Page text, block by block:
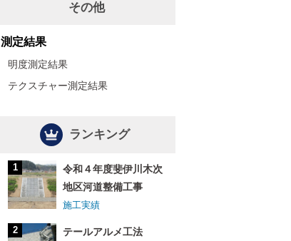
その他
測定結果
明度測定結果
テクスチャー測定結果
ランキング
令和４年度斐伊川木次
地区河道整備工事
施工実績
テールアルメ工法